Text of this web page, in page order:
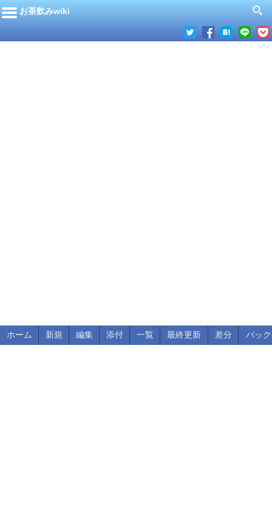
お茶飲みwiki
ホーム 新規 編集 添付 一覧 最終更新 差分 バッ